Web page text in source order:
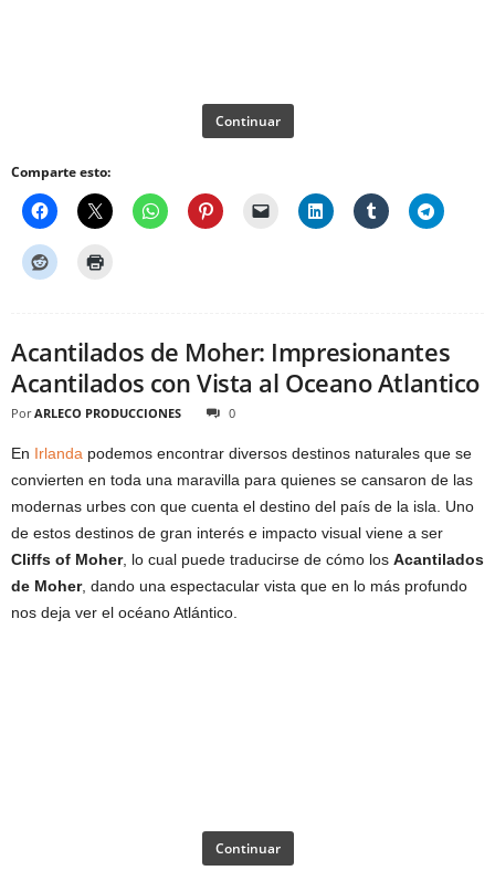
Continuar
Comparte esto:
Acantilados de Moher: Impresionantes
Acantilados con Vista al Oceano Atlantico
Por ARLECO PRODUCCIONES 0
En Irlanda podemos encontrar diversos destinos naturales que se
convierten en toda una maravilla para quienes se cansaron de las
modernas urbes con que cuenta el destino del país de la isla. Uno
de estos destinos de gran interés e impacto visual viene a ser
Cliffs of Moher, lo cual puede traducirse de cómo los Acantilados
de Moher, dando una espectacular vista que en lo más profundo
nos deja ver el océano Atlántico.
Continuar